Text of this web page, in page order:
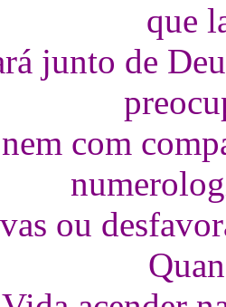
que
junto de
com
ou